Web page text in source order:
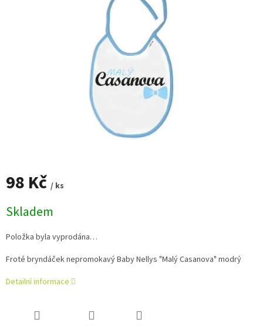
98 Kč / ks
cena:
Skladem
Položka byla vyprodána…
Froté bryndáček nepromokavý Baby Nellys "Malý Casanova" modrý
Detailní informace